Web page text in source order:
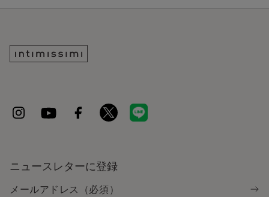
ニュースレターに登録